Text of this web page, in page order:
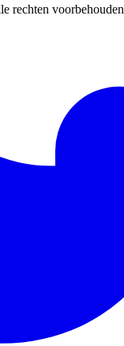
rechten voorbehouden